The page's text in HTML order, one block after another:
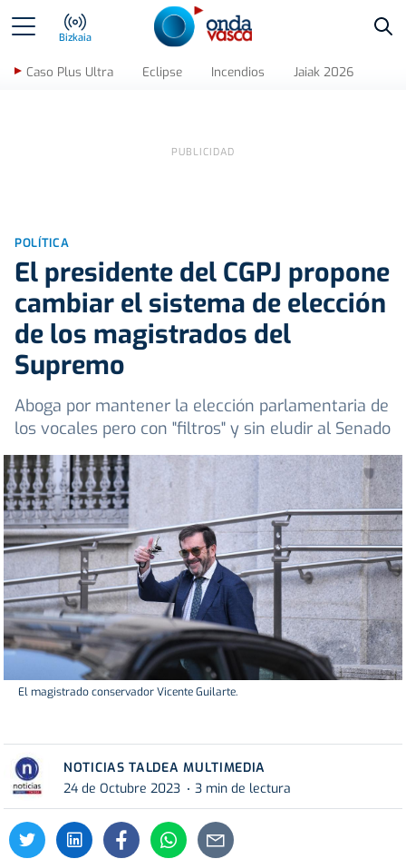
Bizkaia
Caso Plus Ultra Eclipse Incendios Jaiak 2026
POLÍTICA
El presidente del CGPJ propone
cambiar el sistema de elección
de los magistrados del
Supremo
Aboga por mantener la elección parlamentaria de
los vocales pero con "filtros" y sin eludir al Senado
El magistrado conservador Vicente Guilarte.
NOTICIAS TALDEA MULTIMEDIA
24 de Octubre 2023
3 min de lectura